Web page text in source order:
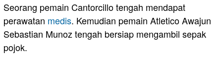
Seorang pemain Cantorcillo tengah mendapat
perawatan medis. Kemudian pemain Atletico Awajun
Sebastian Munoz tengah bersiap mengambil sepak
pojok.